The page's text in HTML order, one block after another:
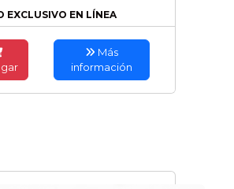
EXCLUSIVO EN LÍNEA
Más
información